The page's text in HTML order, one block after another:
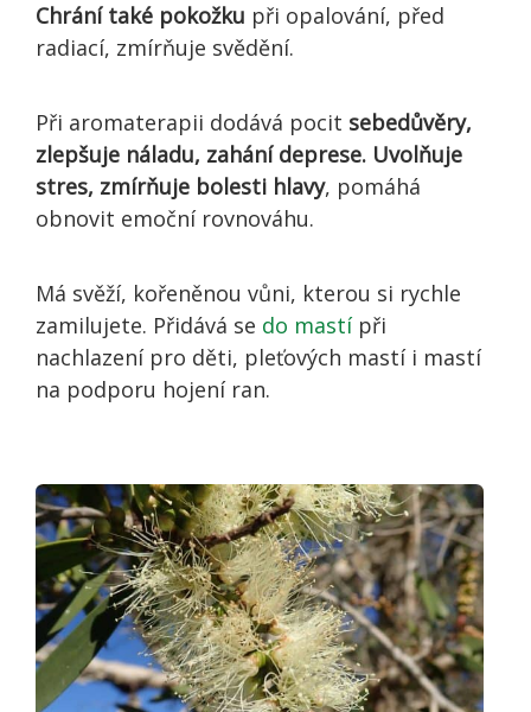
Chrání také pokožku při opalování, před
radiací, zmírňuje svědění.
Při aromaterapii dodává pocit sebedůvěry,
zlepšuje náladu, zahání deprese. Uvolňuje
stres, zmírňuje bolesti hlavy, pomáhá
obnovit emoční rovnováhu.
Má svěží, kořeněnou vůni, kterou si rychle
zamilujete. Přidává se do mastípři
nachlazení pro děti, pleťových mastí i mastí
na podporu hojení ran.